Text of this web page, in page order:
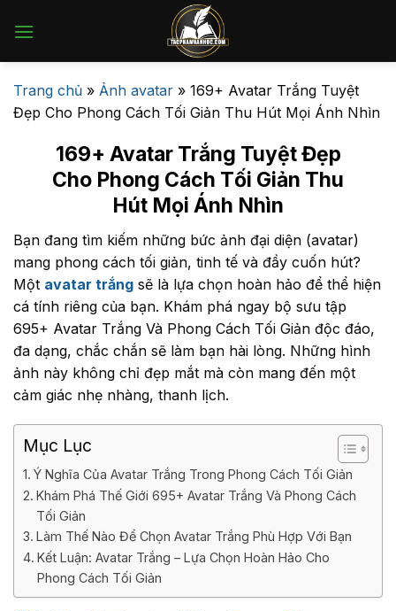
qua
Trang chủ » Ảnh avatar » 169+ Avatar Trắng Tuyệt
Đẹp Cho Phong Cách Tối Giản Thu Hút Mọi Ánh Nhìn
169+ Avatar Trắng Tuyệt Đẹp
Cho Phong Cách Tối Giản Thu
Hút Mọi Ánh Nhìn
Bạn đang tìm kiếm những bức ảnh đại diện (avatar)
mang phong cách tối giản, tinh tế và đầy cuốn hút?
Một avatar trắng sẽ là lựa chọn hoàn hảo để thể hiện
cá tính riêng của bạn. Khám phá ngay bộ sưu tập
695+ Avatar Trắng Và Phong Cách Tối Giản độc đáo,
đa dạng, chắc chắn sẽ làm bạn hài lòng. Những hình
ảnh này không chỉ đẹp mắt mà còn mang đến một
cảm giác nhẹ nhàng, thanh lịch.
Mục Lục
Ý Nghĩa Của Avatar Trắng Trong Phong Cách Tối Giản
Khám Phá Thế Giới 695+ Avatar Trắng Và Phong Cách
Tối Giản
Làm Thế Nào Để Chọn Avatar Trắng Phù Hợp Với Bạn
Kết Luận: Avatar Trắng – Lựa Chọn Hoàn Hảo Cho
Phong Cách Tối Giản